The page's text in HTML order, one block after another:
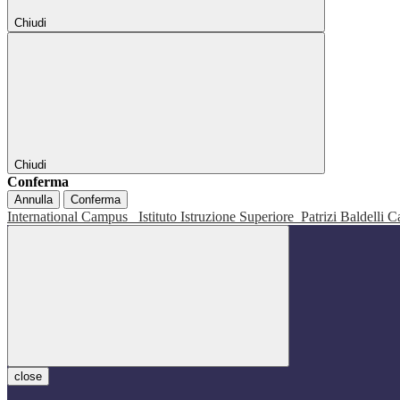
Chiudi
Chiudi
Conferma
Annulla Conferma
International Campus Istituto Istruzione Superiore Patrizi Baldelli
close